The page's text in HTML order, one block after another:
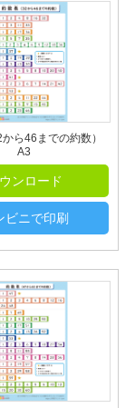
ら46までの約数）
A3
ンロード
ビニで印刷